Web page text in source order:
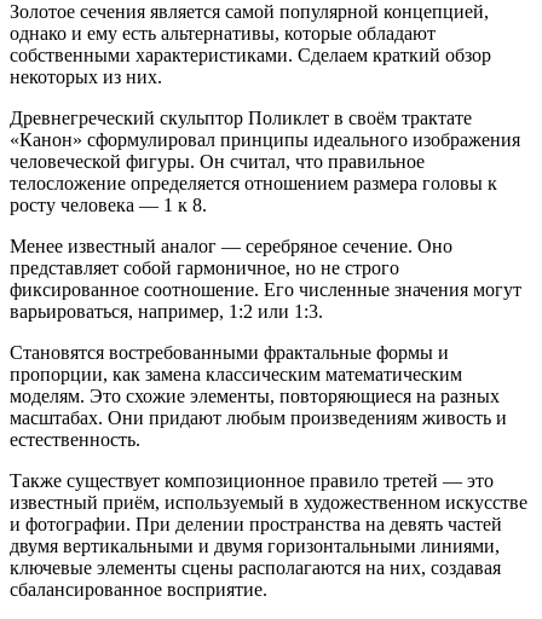
Золотое сечения является самой популярной концепцией,
однако и ему есть альтернативы, которые обладают
собственными характеристиками. Сделаем краткий обзор
некоторых из них.
Древнегреческий скульптор Поликлет в своём трактате
«Канон» сформулировал принципы идеального изображения
человеческой фигуры. Он считал, что правильное
телосложение определяется отношением размера головы к
росту человека — 1 к 8.
Менее известный аналог — серебряное сечение. Оно
представляет собой гармоничное, но не строго
фиксированное соотношение. Его численные значения могут
варьироваться, например, 1:2 или 1:3.
Становятся востребованными фрактальные формы и
пропорции, как замена классическим математическим
моделям. Это схожие элементы, повторяющиеся на разных
масштабах. Они придают любым произведениям живость и
естественность.
Также существует композиционное правило третей — это
известный приём, используемый в художественном искусстве
и фотографии. При делении пространства на девять частей
двумя вертикальными и двумя горизонтальными линиями,
ключевые элементы сцены располагаются на них, создавая
сбалансированное восприятие.